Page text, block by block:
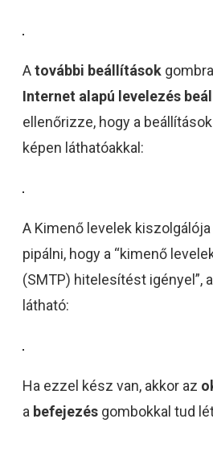
Atovábbi beállítások
Internet alapú levelezés
ellenőrizze, hogy a
képen láthatóakkal:
A Kimenő levelek kiszolgálója
pipálni, hogy a “kimenő
(SMTP) hitelesítést igényel”,
látható:
Ha ezzel kész van, akkor az
a befejezés gombokkal tud